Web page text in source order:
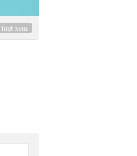
lượt xem